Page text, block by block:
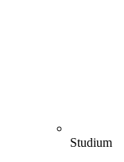
Studium